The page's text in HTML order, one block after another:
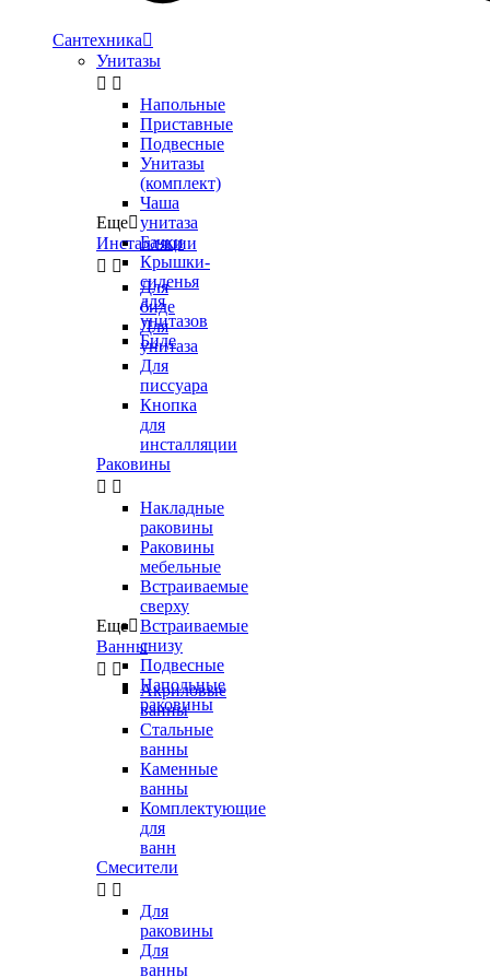
Сантехника
Унитазы
 
Напольные
Приставные
Подвесные
Унитазы
(комплект)
Чаша
унитаза
Бачки
Крышки-
сиденья
для
унитазов
Биде
Еще
Инсталляции
 
Для
биде
Для
унитаза
Для
писсуара
Кнопка
для
инсталляции
Раковины
 
Накладные
раковины
Раковины
мебельные
Встраиваемые
сверху
Встраиваемые
снизу
Подвесные
Напольные
раковины
Еще
Ванны
 
Акриловые
ванны
Стальные
ванны
Каменные
ванны
Комплектующие
для
ванн
Смесители
 
Для
раковины
Для
ванны